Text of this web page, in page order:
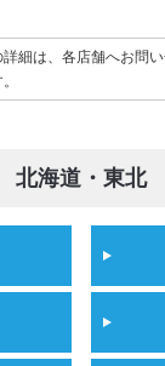
細は、各店舗へお問
北海道・東北